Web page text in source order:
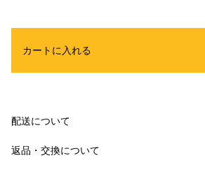
カートに入れる
配送について
返品・交換について